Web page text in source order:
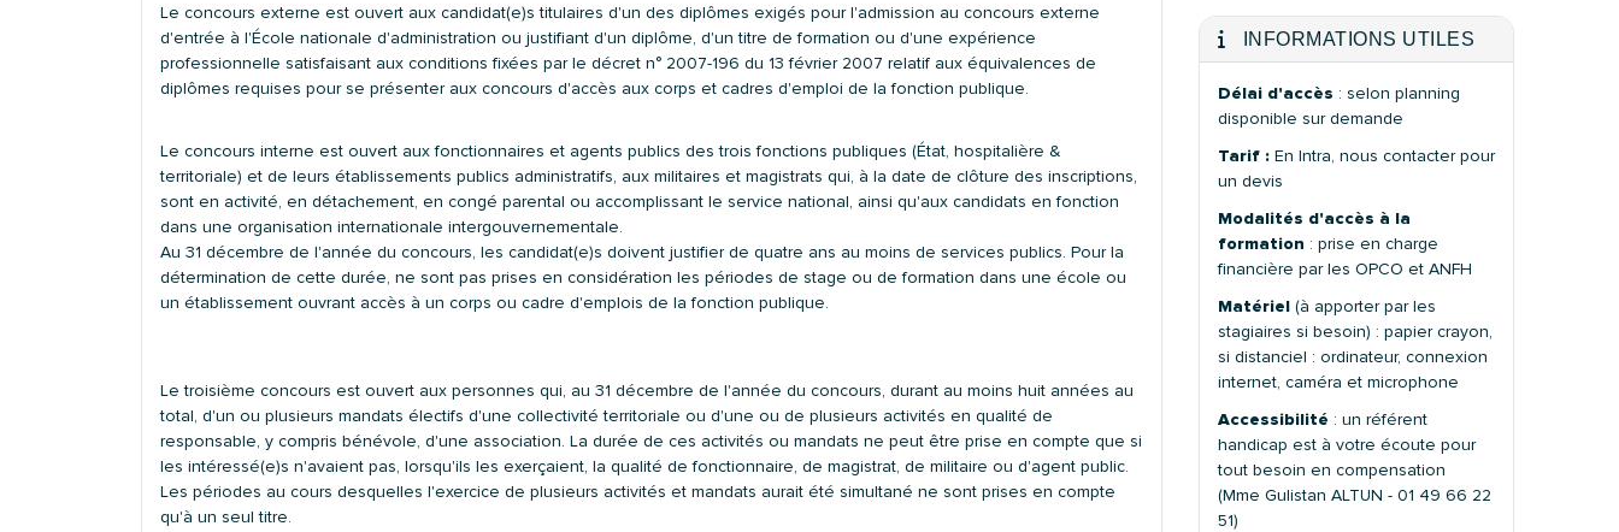
Le concours externe est ouvert aux candidat(e)s titulaires d'un des diplômes exigés pour l'admission au concours externe
d'entrée à l'École nationale d'administration ou justifiant d'un diplôme, d'un titre de formation ou d'une expérience
professionnelle satisfaisant aux conditions fixées par le décret n° 2007-196 du 13 février 2007 relatif aux équivalences de
diplômes requises pour se présenter aux concours d'accès aux corps et cadres d'emploi de la fonction publique.
Le concours interne est ouvert aux fonctionnaires et agents publics des trois fonctions publiques (État, hospitalière &
territoriale) et de leurs établissements publics administratifs, aux militaires et magistrats qui, à la date de clôture des inscriptions,
sont en activité, en détachement, en congé parental ou accomplissant le service national, ainsi qu'aux candidats en fonction
dans une organisation internationale intergouvernementale.
Au 31 décembre de l'année du concours, les candidat(e)s doivent justifier de quatre ans au moins de services publics. Pour la
détermination de cette durée, ne sont pas prises en considération les périodes de stage ou de formation dans une école ou
un établissement ouvrant accès à un corps ou cadre d'emplois de la fonction publique.
Le troisième concours est ouvert aux personnes qui, au 31 décembre de l'année du concours, durant au moins huit années au
total, d'un ou plusieurs mandats électifs d'une collectivité territoriale ou d'une ou de plusieurs activités en qualité de
responsable, y compris bénévole, d'une association. La durée de ces activités ou mandats ne peut être prise en compte que si
les intéressé(e)s n'avaient pas, lorsqu'ils les exerçaient, la qualité de fonctionnaire, de magistrat, de militaire ou d'agent public.
Les périodes au cours desquelles l'exercice de plusieurs activités et mandats aurait été simultané ne sont prises en compte
qu'à un seul titre.
INFORMATIONS UTILES
Délai d'accès : selon planning
disponible sur demande
Tarif : En Intra, nous contacter pour
un devis
Modalités d'accès à la
formation : prise en charge
financière par les OPCO et ANFH
Matériel (à apporter par les
stagiaires si besoin) : papier crayon,
si distanciel : ordinateur, connexion
internet, caméra et microphone
Accessibilité : un référent
handicap est à votre écoute pour
tout besoin en compensation
(Mme Gulistan ALTUN - 01 49 66 22
51)